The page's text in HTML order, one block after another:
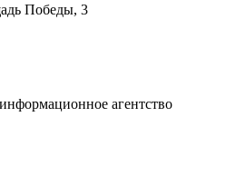
Победы, 3
агентство